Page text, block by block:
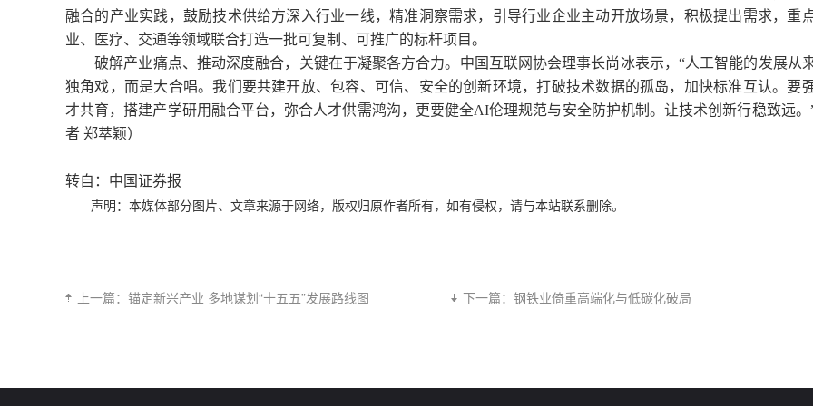
融合的产业实践，鼓励技术供给方深入行业一线，精准洞察需求，引导行业企业主动开放场景，积极提出需求，重
业、医疗、交通等领域联合打造一批可复制、可推广的标杆项目。
破解产业痛点、推动深度融合，关键在于凝聚各方合力。中国互联网协会理事长尚冰表示，“人工智能的发展从
独角戏，而是大合唱。我们要共建开放、包容、可信、安全的创新环境，打破技术数据的孤岛，加快标准互认。要
才共育，搭建产学研用融合平台，弥合人才供需鸿沟，更要健全AI伦理规范与安全防护机制。让技术创新行稳致远。
者 郑萃颖）
转自：中国证券报
声明：本媒体部分图片、文章来源于网络，版权归原作者所有，如有侵权，请与本站联系删除。
上一篇： 锚定新兴产业 多地谋划“十五五”发展路线图 下一篇： 钢铁业倚重高端化与低碳化破局